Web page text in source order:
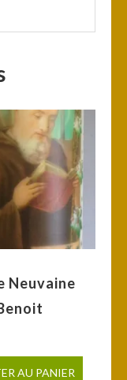
Neuvaine
AU PANIER